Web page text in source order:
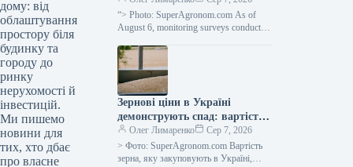
дому: від
облаштування
простору біля
будинку та
городу до
ринку
нерухомості й
інвестицій.
Ми пишемо
новини для
тих, хто дбає
про власне
павутинного кліща —
SuperAgronom.com
“> Photo: SuperAgronom.com As of
August 6, monitoring surveys conducted
region have shown that…
Зернові ціни в Україні
демонструють спад: вартість
пшениці, кукурудзи,
соняшнику, сої та ріпаку при
закупівлі —
Олег Лимаренко
Сер 7, 2026
> Фото: SuperAgronom.com Вартість
зерна, яку закуповують в Україні,